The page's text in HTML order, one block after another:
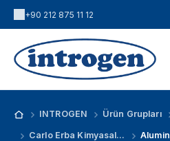
+90 212 875 11 12
INTROGEN Ürün Grupları
Carlo Erba Kimyasalları